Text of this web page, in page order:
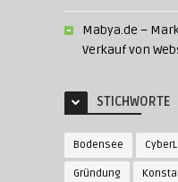
Mabya.de –
Verkauf von
STICHWORTE
Bodensee
Gründung